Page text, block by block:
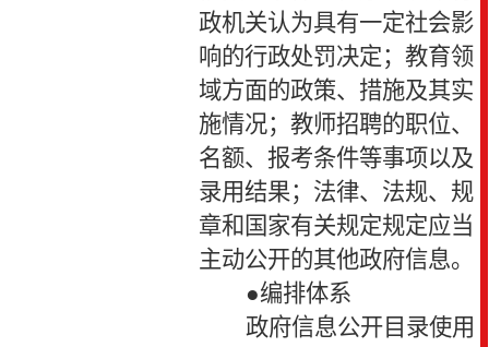
政机关认为具有一定社会影
响的行政处罚决定；教育领
域方面的政策、措施及其实
施情况；教师招聘的职位、
名额、报考条件等事项以及
录用结果；法律、法规、规
章和国家有关规定规定应当
主动公开的其他政府信息。
●编排体系
政府信息公开目录使用